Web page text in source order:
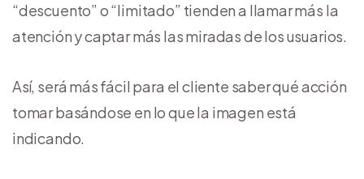
“descuento” o “limitado” tienden a llamar más la
atención y captar más las miradas de los usuarios.
Así, será más fácil para el cliente saber qué acción
tomar basándose en lo que la imagen está
indicando.